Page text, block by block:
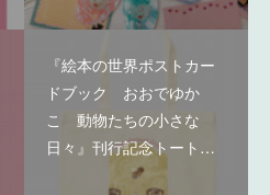
『絵本の世界ポストカー
ドブック おおでゆか
こ 動物たちの小さな
日々』刊行記念トート…